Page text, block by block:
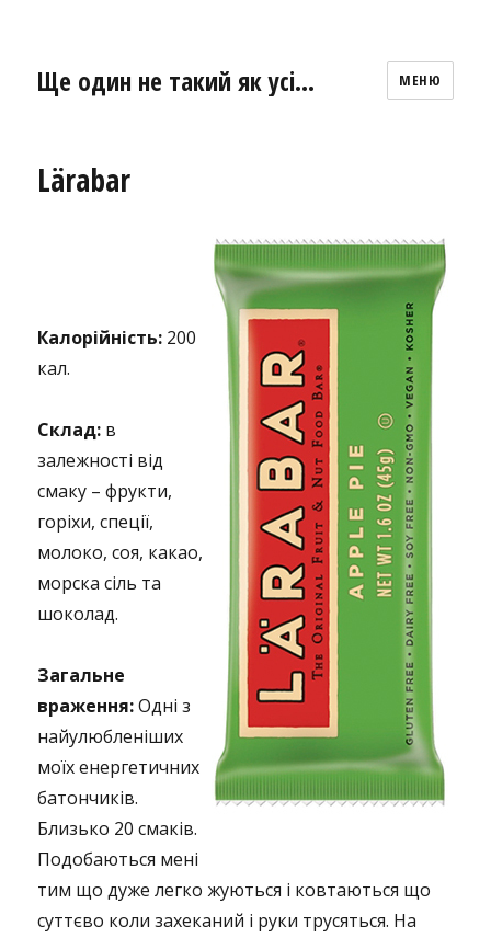
Ще один не такий як усі… МЕНЮ
Lärabar
Калорійність: 200
кал.
Склад: в
залежності від
смаку – фрукти,
горіхи, спеції,
молоко, соя, какао,
морска сіль та
шоколад.
Загальне
враження:Одні з
найулюбленіших
моїх енергетичних
батончиків.
Близько 20 смаків.
Подобаються мені
тим що дуже легко жуються і ковтаються що
суттєво коли захеканий і руки трусяться. На